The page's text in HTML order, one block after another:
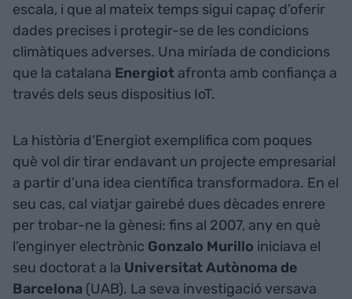
escala, i que al mateix temps sigui capaç d’oferir
dades precises i protegir-se de les condicions
climàtiques adverses. Una miríada de condicions
que la catalana Energiot afronta amb confiança a
través dels seus dispositius IoT.
La història d’Energiot exemplifica com poques
què vol dir tirar endavant un projecte empresarial
a partir d’una idea científica transformadora. En el
seu cas, cal viatjar gairebé dues dècades enrere
per trobar-ne la gènesi: fins al 2007, any en què
l’enginyer electrònic Gonzalo Murillo iniciava el
seu doctorat a la Universitat Autònoma de
Barcelona (UAB). La seva investigació versava